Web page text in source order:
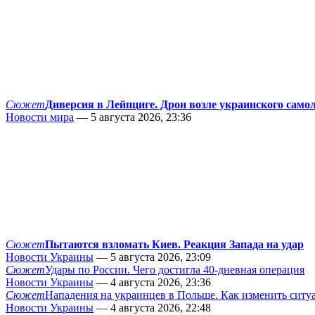
СюжетДиверсия в Лейпциге. Дрон возле украинского
Новости мира — 5 августа 2026, 23:36
СюжетПытаются взломать Киев. Реакция Запада на удар
Новости Украины — 5 августа 2026, 23:09
СюжетУдары по России. Чего достигла 40-дневная операция
Новости Украины — 4 августа 2026, 23:36
СюжетНападения на украинцев в Польше. Как изменить
Новости Украины — 4 августа 2026, 22:48